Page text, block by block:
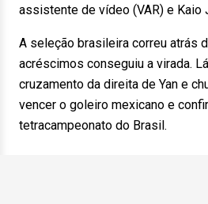
assistente de vídeo (VAR) e Kaio
A seleção brasileira correu atrás
acréscimos conseguiu a virada.
cruzamento da direita de Yan e
vencer o goleiro mexicano e
tetracampeonato do Brasil.